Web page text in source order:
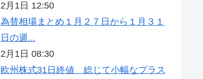
2月1日 12:50
為替相場まとめ１月２７日から１月３１
日の週...
2月1日 08:30
欧州株式31日終値 総じて小幅なプラス